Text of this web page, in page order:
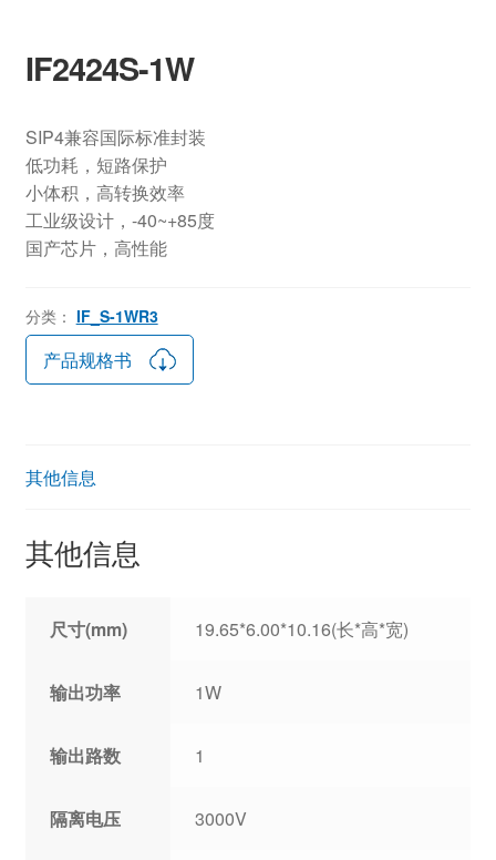
IF2424S-1W
SIP4兼容国际标准封装
低功耗，短路保护
小体积，高转换效率
工业级设计，-40~+85度
国产芯片，高性能
分类： IF_S-1WR3
产品规格书
其他信息
其他信息
尺寸(mm) 19.65*6.00*10.16(长*高*宽)
输出功率 1W
输出路数 1
隔离电压 3000V